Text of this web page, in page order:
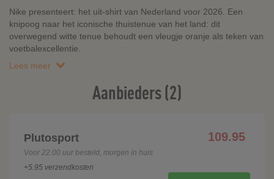
Nike presenteert: het uit-shirt van Nederland voor 2026. Een
knipoog naar het iconische thuistenue van het land: dit
overwegend witte tenue behoudt een vleugje oranje als teken van
voetbalexcellentie.
Lees meer
Aanbieders (2)
Plutosport 109.95
Voor 22.00 uur besteld, morgen in huis
+5.95 verzendkosten